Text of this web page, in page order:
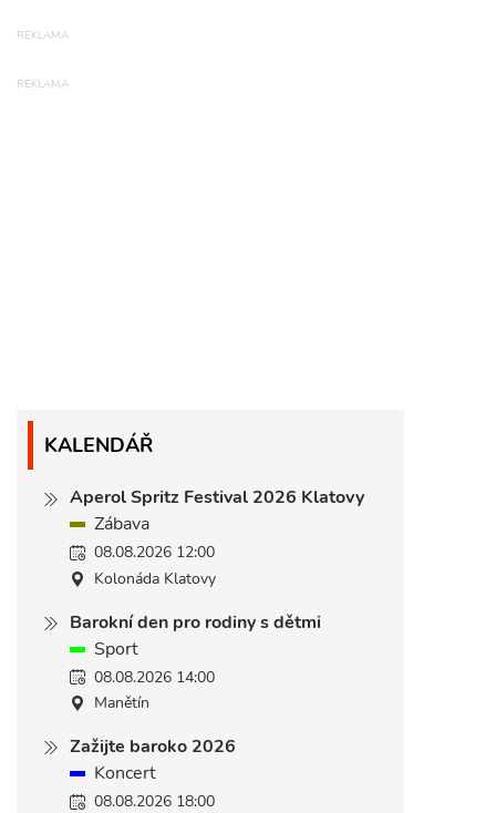
KALENDÁŘ
Aperol Spritz Festival 2026 Klatovy
Zábava
08.08.2026 12:00
Kolonáda Klatovy
Barokní den pro rodiny s dětmi
Sport
08.08.2026 14:00
Manětín
Zažijte baroko 2026
Koncert
08.08.2026 18:00